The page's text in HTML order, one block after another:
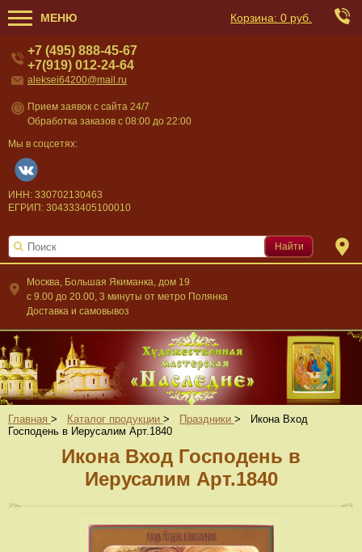
МЕНЮ Корзина: 0 руб.
Москва, Большая Якиманка, дом 19
c 9.00 до 20.00, 3 минуты от метро Полянка
Доставка и самовывоз
+7 (495) 888-45-67
+7(919) 012-24-64
aleksei64200@mail.ru
Прием заявок с сайта 24/7
Обработка заказов с 08:00 до 22:00
Мы в соцсетях:
ИНН: 330702130463
ЕГРИП: 304333405100010
Найти
Главная > Каталог продукции > Праздники >
Икона Вход
Господень в Иерусалим Арт.1840
Икона Вход Господень в
Иерусалим Арт.1840